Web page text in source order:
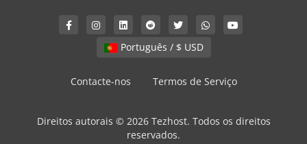
Português / $ USD
Contacte-nos Termos de Serviço
Direitos autorais © 2026 Tezhost. Todos os direitos
reservados.